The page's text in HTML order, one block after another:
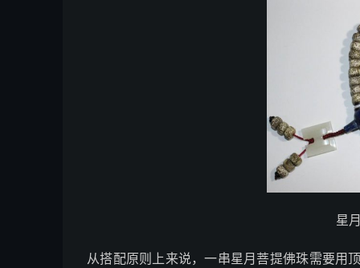
星
从搭配原则上来说，一串星月菩提佛珠需要用